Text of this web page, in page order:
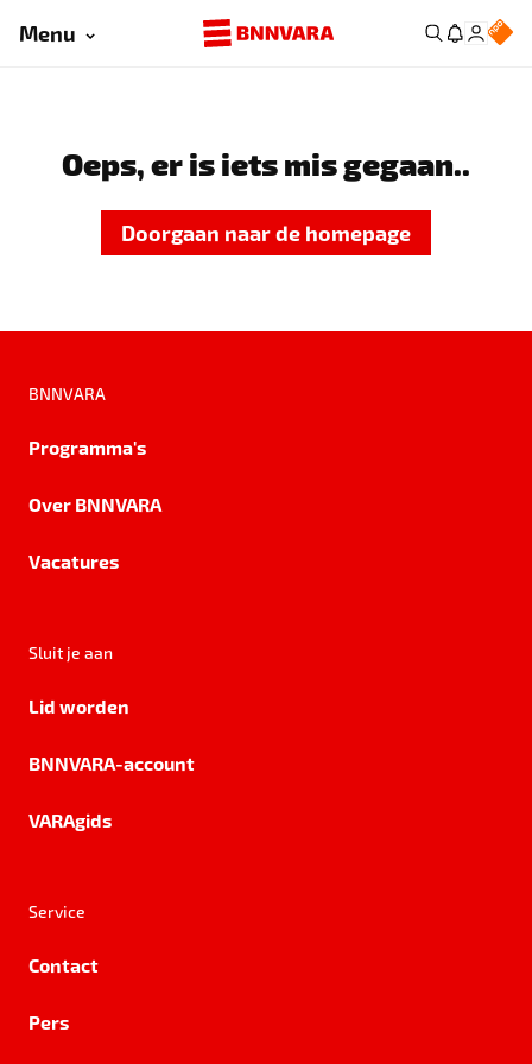
Menu
Oeps, er is iets mis gegaan..
Doorgaan naar de homepage
BNNVARA
Programma's
Over BNNVARA
Vacatures
Sluit je aan
Lid worden
BNNVARA-account
VARAgids
Service
Contact
Pers